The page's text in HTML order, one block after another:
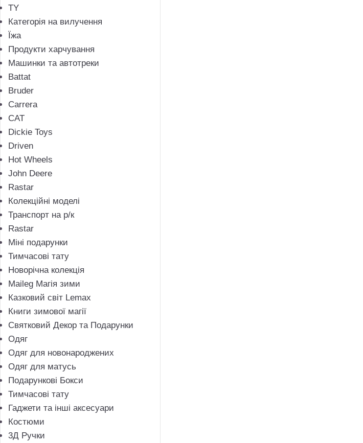
TY
Категорія на вилучення
Їжа
Продукти харчування
Машинки та автотреки
Battat
Bruder
Carrera
CAT
Dickie Toys
Driven
Hot Wheels
John Deere
Rastar
Колекційні моделі
Транспорт на р/к
Rastar
Міні подарунки
Тимчасові тату
Новорічна колекція
Maileg Магія зими
Казковий світ Lemax
Книги зимової магії
Святковий Декор та Подарунки
Одяг
Одяг для новонароджених
Одяг для матусь
Подарункові Бокси
Тимчасові тату
Гаджети та інші аксесуари
Костюми
3Д Ручки